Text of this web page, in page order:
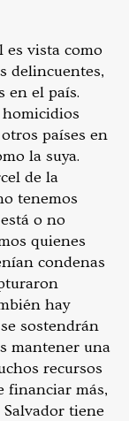
es vista como
delincuentes,
en el país.
países en
la suya.
de la
tenemos
o no
quienes
condenas
hay
sostendrán
mantener una
recursos
financiar más,
tiene